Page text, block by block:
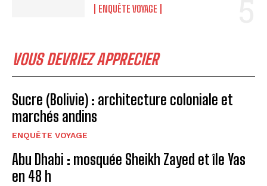
ENQUÊTE VOYAGE
VOUS DEVRIEZ APPRECIER
Sucre (Bolivie) : architecture coloniale et
marchés andins
ENQUÊTE VOYAGE
Abu Dhabi : mosquée Sheikh Zayed et île Yas
en 48 h